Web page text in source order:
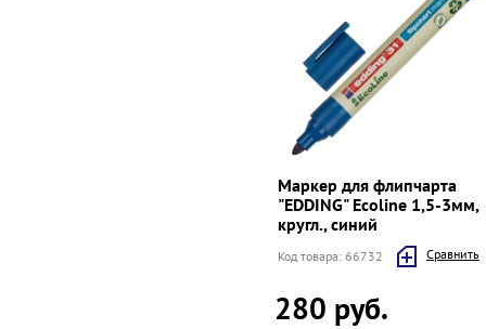
Маркер для флипчарта
"EDDING" Ecoline 1,5-3мм,
кругл., синий
Код товара: 66732 Cравнить
280 руб.